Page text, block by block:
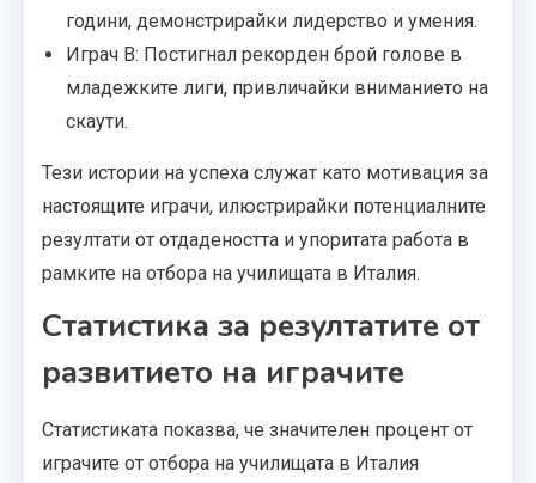
години, демонстрирайки лидерство и умения.
Играч В: Постигнал рекорден брой голове в
младежките лиги, привличайки вниманието на
скаути.
Тези истории на успеха служат като мотивация за
настоящите играчи, илюстрирайки потенциалните
резултати от отдадеността и упоритата работа в
рамките на отбора на училищата в Италия.
Статистика за резултатите от
развитието на играчите
Статистиката показва, че значителен процент от
играчите от отбора на училищата в Италия